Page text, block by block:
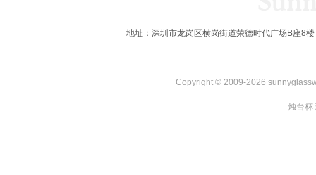
地址：深圳市龙岗区横岗街道荣德时代广场B座8
Copyright © 2009-2026
烛台杯